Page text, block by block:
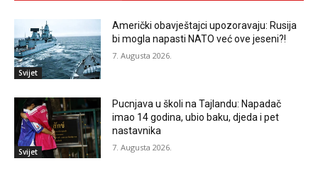
Svijet
Američki obavještajci upozoravaju: Rusija
bi mogla napasti NATO već ove jeseni?!
7. Augusta 2026.
Svijet
Pucnjava u školi na Tajlandu: Napadač
imao 14 godina, ubio baku, djeda i pet
nastavnika
7. Augusta 2026.